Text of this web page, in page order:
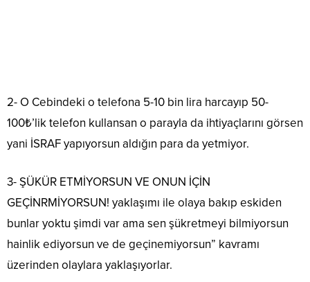
2- O Cebindeki o telefona 5-10 bin lira harcayıp 50-
100₺’lik telefon kullansan o parayla da ihtiyaçlarını görsen
yani İSRAF yapıyorsun aldığın para da yetmiyor.
3- ŞÜKÜR ETMİYORSUN VE ONUN İÇİN
GEÇİNRMİYORSUN! yaklaşımı ile olaya bakıp eskiden
bunlar yoktu şimdi var ama sen şükretmeyi bilmiyorsun
hainlik ediyorsun ve de geçinemiyorsun” kavramı
üzerinden olaylara yaklaşıyorlar.